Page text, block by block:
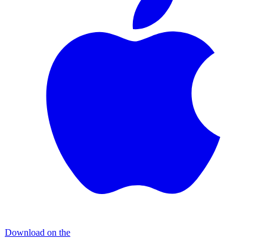
Download on the